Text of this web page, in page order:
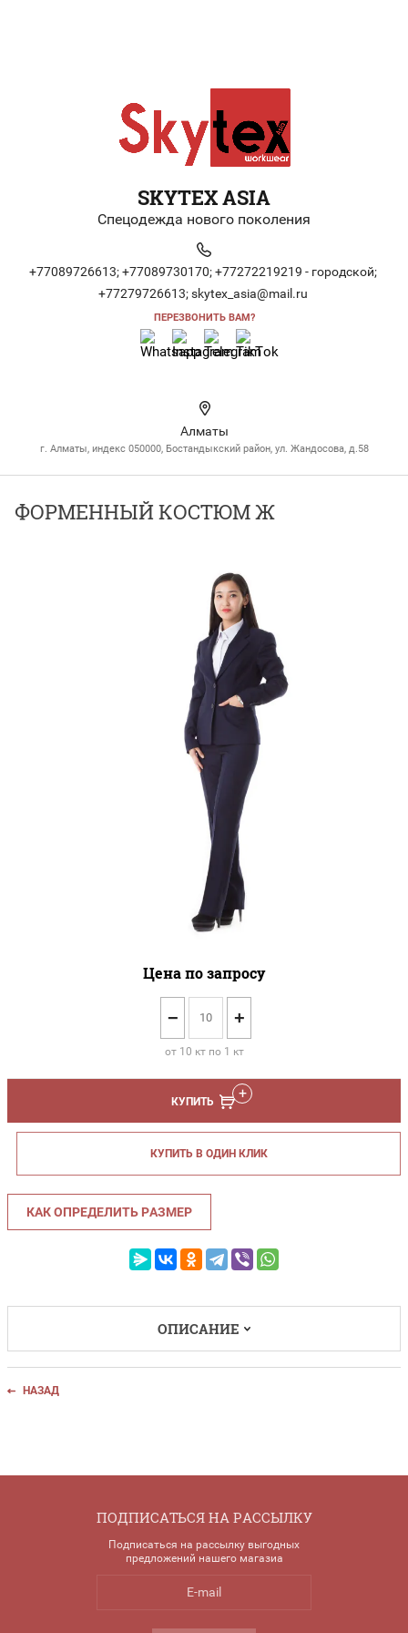
SKYTEX ASIA
Спецодежда нового поколения
+77089726613; +77089730170; +77272219219 - городской;
+77279726613; skytex_asia@mail.ru
ПЕРЕЗВОНИТЬ ВАМ?
Алматы
г. Алматы, индекс 050000, Бостандыкский район, ул. Жандосова, д.58
ФОРМЕННЫЙ КОСТЮМ Ж
Цена по запросу
− +
от 10 кт по 1 кт
КУПИТЬ
КУПИТЬ В ОДИН КЛИК
КАК ОПРЕДЕЛИТЬ РАЗМЕР
ОПИСАНИЕ
НАЗАД
ПОДПИСАТЬСЯ НА РАССЫЛКУ
Подписаться на рассылку выгодных
предложений нашего магазиа